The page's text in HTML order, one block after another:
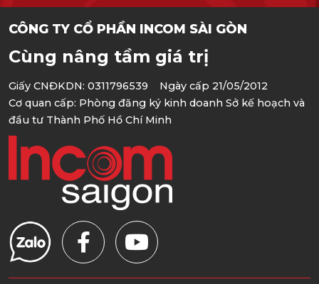
CÔNG TY CỔ PHẦN INCOM SÀI GÒN
Cùng nâng tầm giá trị
Giấy CNĐKDN: 0311796539 Ngày cấp 21/05/2012
Cơ quan cấp: Phòng đăng ký kinh doanh Sở kế hoạch và
đầu tư Thành Phố Hồ Chí Minh